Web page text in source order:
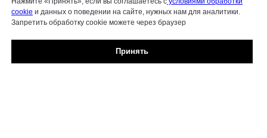
cookie и данных о поведении на сайте, нужных нам для аналитики.
Запретить обработку cookie можете через браузер
Принять